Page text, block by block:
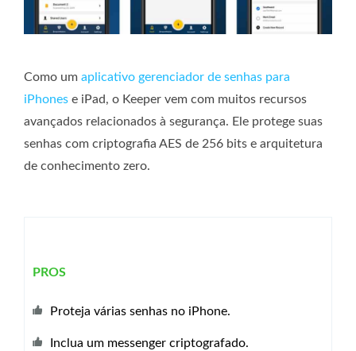
Como um aplicativo gerenciador de senhas para
iPhones e iPad, o Keeper vem com muitos recursos
avançados relacionados à segurança. Ele protege suas
senhas com criptografia AES de 256 bits e arquitetura
de conhecimento zero.
PROS
Proteja várias senhas no iPhone.
Inclua um messenger criptografado.